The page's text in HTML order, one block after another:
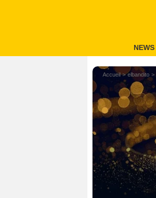
NEWS
Accueil elbandito